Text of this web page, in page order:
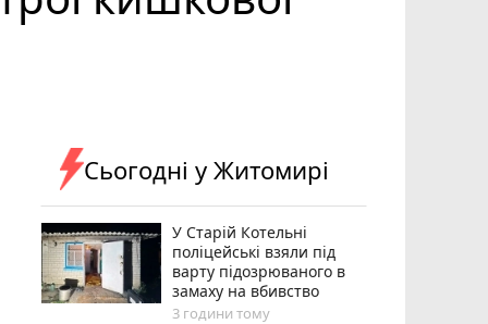
Сьогодні у Житомирі
У Старій Котельні
поліцейські взяли під
варту підозрюваного в
замаху на вбивство
3 години тому